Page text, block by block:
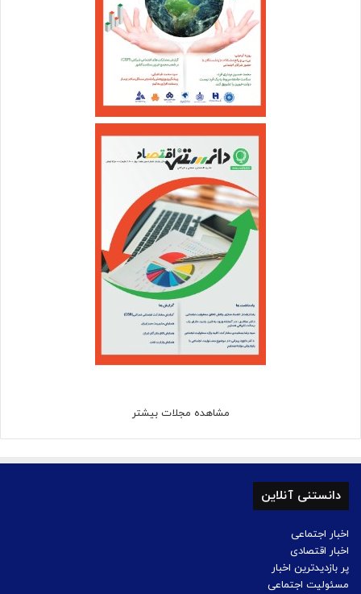
مشاهده مجلات بیشتر
دانستنی آنلاین
اخبار اجتماعی
اخبار اقتصادی
پر بازدیدترین اخبار
مسئولیت اجتماعی